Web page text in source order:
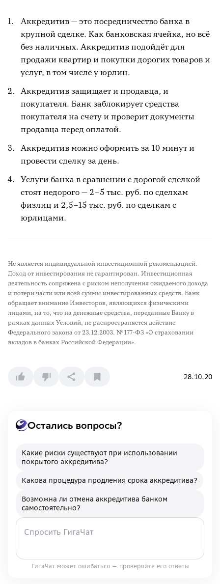
Аккредитив — это посредничество банка в
крупной сделке. Как банковская ячейка, но всё
без наличных. Аккредитив подойдёт для
продажи квартир и покупки дорогих товаров и
услуг, в том числе у юрлиц.
Аккредитив защищает и продавца, и
покупателя. Банк заблокирует средства
покупателя на счету и проверит документы
продавца перед оплатой.
Аккредитив можно оформить за 10 минут и
провести сделку за день.
Услуги банка в сравнении с дорогой сделкой
стоят недорого — 2–5 тыс. руб. по сделкам
физлиц и 2,5–15 тыс. руб. по сделкам с
юрлицами.
Не является индивидуальной инвестиционной рекомендацией.
Доход от инвестирования не гарантирован. Инвестиционная
деятельность сопряжена с риском неполучения ожидаемого дохода
и потери части или всей суммы инвестированных средств. Банк
обращает внимание Инвесторов, являющихся физическими
лицами, на то, что на денежные средства, переданные Банку в
рамках данных Условий, не распространяется действие
Федерального закона от 23.12.2003. №177-ФЗ «О страховании
вкладов в банках Российской Федерации».
28.10.20
Остались вопросы?
Какие риски существуют при использовании
покрытого аккредитива?
Какова процедура продления срока аккредитива?
Возможна ли отмена аккредитива банком
самостоятельно?
ГигаЧат может ошибаться — проверяйте его ответы